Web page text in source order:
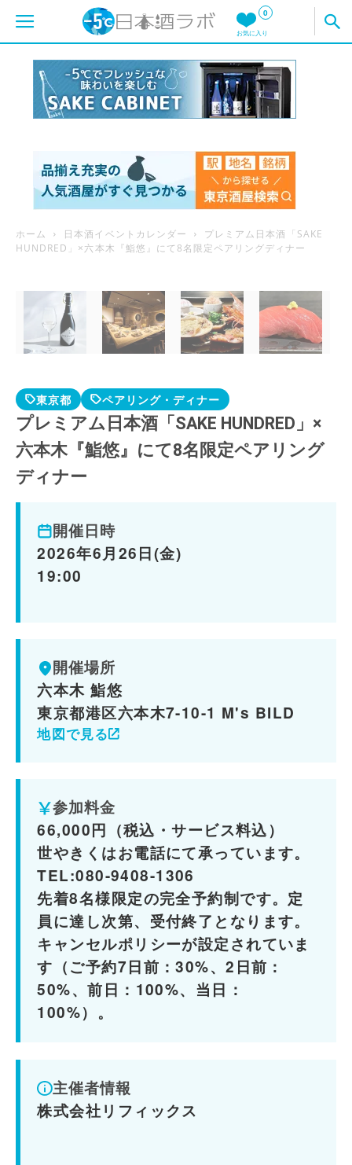
0
お気に入り
ホーム 日本酒イベントカレンダー
プレミアム日本酒「SAKE
HUNDRED」×六本木『鮨悠』にて8名限定ペアリングディナー
東京都 ペアリング・ディナー
プレミアム日本酒「SAKE HUNDRED」×
六本木『鮨悠』にて8名限定ペアリング
ディナー
開催日時
2026年6月26日(金)
19:00
開催場所
六本木 鮨悠
東京都港区六本木7-10-1 M's BILD
地図で見る
参加料金
66,000円（税込・サービス料込）
世やきくはお電話にて承っています。
TEL:080-9408-1306
先着8名様限定の完全予約制です。定
員に達し次第、受付終了となります。
キャンセルポリシーが設定されていま
す（ご予約7日前：30%、2日前：
50%、前日：100%、当日：
100%）。
主催者情報
株式会社リフィックス